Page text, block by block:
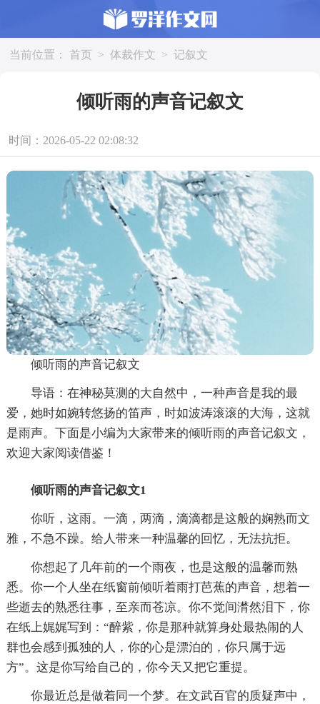
当前位置： 首页 > 体裁作文 > 记叙文
倾听雨的声音记叙文
时间：2026-05-22 02:08:32
倾听雨的声音记叙文
导语：在神秘莫测的大自然中，一种声音是我的最
爱，她时如婉转悠扬的笛声，时如波涛滚滚的大海，这就
是雨声。下面是小编为大家带来的倾听雨的声音记叙文，
欢迎大家阅读借鉴！
倾听雨的声音记叙文1
你听，这雨。一滴，两滴，滴滴都是这般的娴熟而文
雅，不急不躁。给人带来一种温馨的回忆，无法抗拒。
你想起了几年前的一个雨夜，也是这般的温馨而熟
悉。你一个人坐在纸窗前倾听着雨打芭蕉的声音，想着一
些逝去的熟悉往事，至亲而苍凉。你不觉间潸然泪下，你
在纸上娓娓写到：“醉紫，你是那种就算身处最热闹的人
群也会感到孤独的人，你的心是漂泊的，你只属于远
方”。这是你写给自己的，你今天又把它重提。
你最近总是做着同一个梦。在文武百官的质疑声中，